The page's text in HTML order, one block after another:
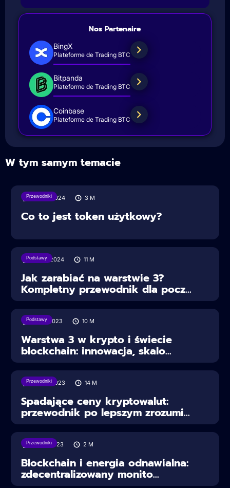
Nos Partenaire
BingX
Plateforme de Trading BTC
Bitpanda
Plateforme de Trading BTC
Coinbase
Plateforme de Trading BTC
W tym samym temacie
Przewodniki
29/07/2024 3 M
Co to jest token użytkowy?
Podstawy
01/03/2024 11 M
Jak zarabiać na warstwie 3?
Kompletny przewodnik dla pocz...
Podstawy
30/11/2023 10 M
Warstwa 3 w krypto i świecie
blockchain: innowacja, skalo...
Przewodniki
25/09/2023 14 M
Spadające ceny kryptowalut:
przewodnik po lepszym zrozumi...
Przewodniki
15/08/2023 2 M
Blockchain i energia odnawialna:
zdecentralizowany monito...